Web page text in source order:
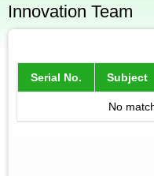
Innovation Team
Serial No. Subject
No